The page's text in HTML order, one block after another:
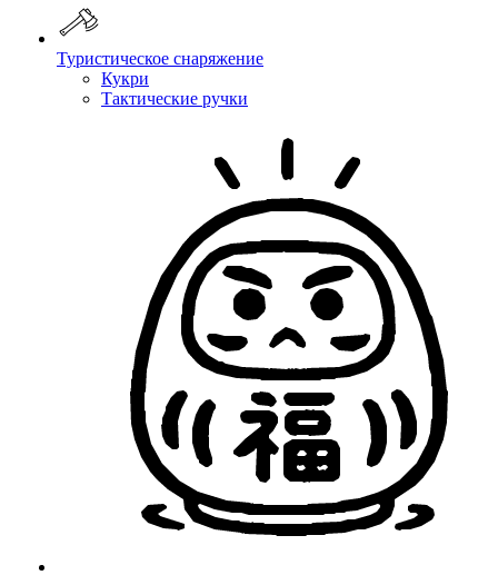
Туристическое снаряжение
Кукри
Тактические ручки